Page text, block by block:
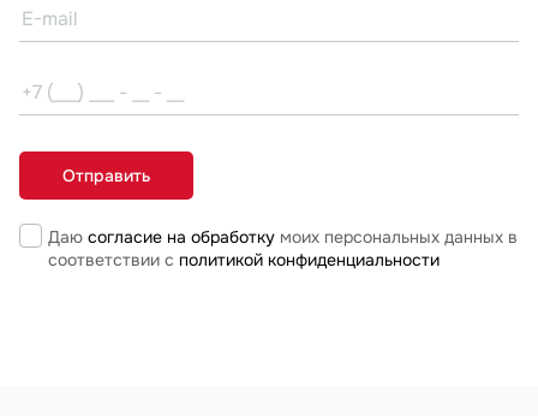
Даю согласие на обработкумоих персональных данных в
соответствии с политикой конфиденциальности